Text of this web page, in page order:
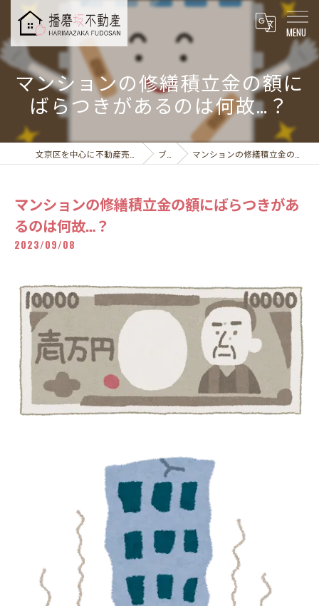
マンションの修繕積立金の額に
ばらつきがあるのは何故…？
ブログ マンションの修繕積立金の額にばらつきがあるのは何故…？
マンションの修繕積立金の額にばらつきがあ
るのは何故…？
2023/09/08